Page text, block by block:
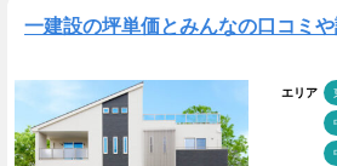
一建設の坪単価とみんなの口コミや
エリア